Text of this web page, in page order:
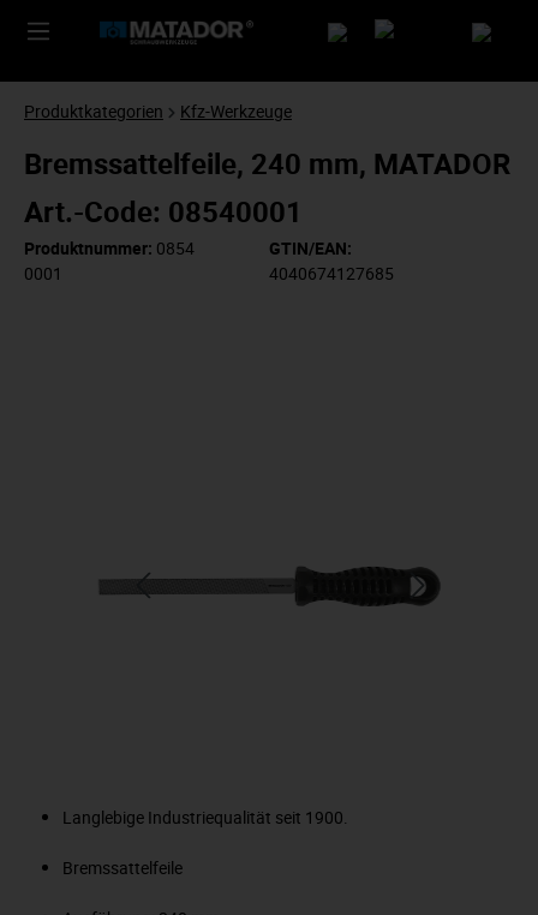
Produktkategorien Kfz-Werkzeuge
Bremssattelfeile, 240 mm, MATADOR
Art.-Code: 08540001
Produktnummer: 0854
0001
GTIN/EAN:
4040674127685
Langlebige Industriequalität seit 1900.
Bremssattelfeile